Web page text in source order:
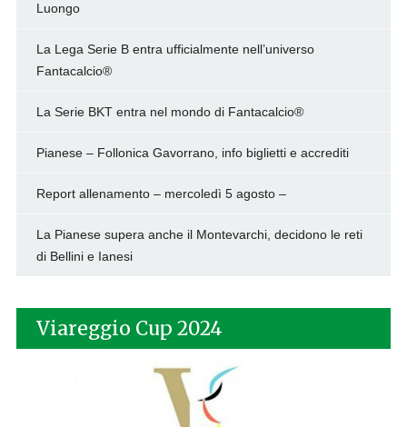
Luongo
La Lega Serie B entra ufficialmente nell’universo
Fantacalcio®
La Serie BKT entra nel mondo di Fantacalcio®
Pianese – Follonica Gavorrano, info biglietti e accrediti
Report allenamento – mercoledì 5 agosto –
La Pianese supera anche il Montevarchi, decidono le reti
di Bellini e Ianesi
Viareggio Cup 2024